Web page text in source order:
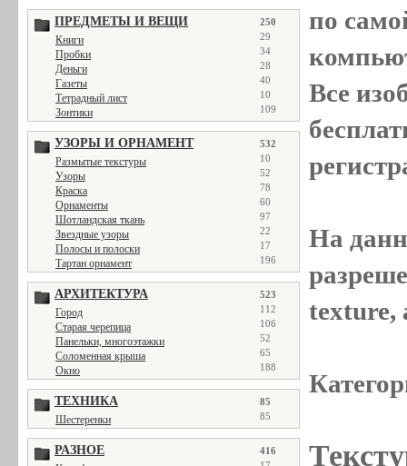
ПРЕДМЕТЫ И ВЕЩИ 250
Книги 29
Пробки 34
Деньги 28
Газеты 40
Тетрадный лист 10
Зонтики 109
УЗОРЫ И ОРНАМЕНТ 532
Размытые текстуры 10
Узоры 52
Краска 78
Орнаменты 60
Шотландская ткань 97
Звездные узоры 22
Полосы и полоски 17
Тартан орнамент 196
АРХИТЕКТУРА 523
Город 112
Старая черепица 106
Панельки, многоэтажки 52
Соломенная крыша 65
Окно 188
ТЕХНИКА 85
Шестеренки 85
РАЗНОЕ 416
по
Все
На
texture,